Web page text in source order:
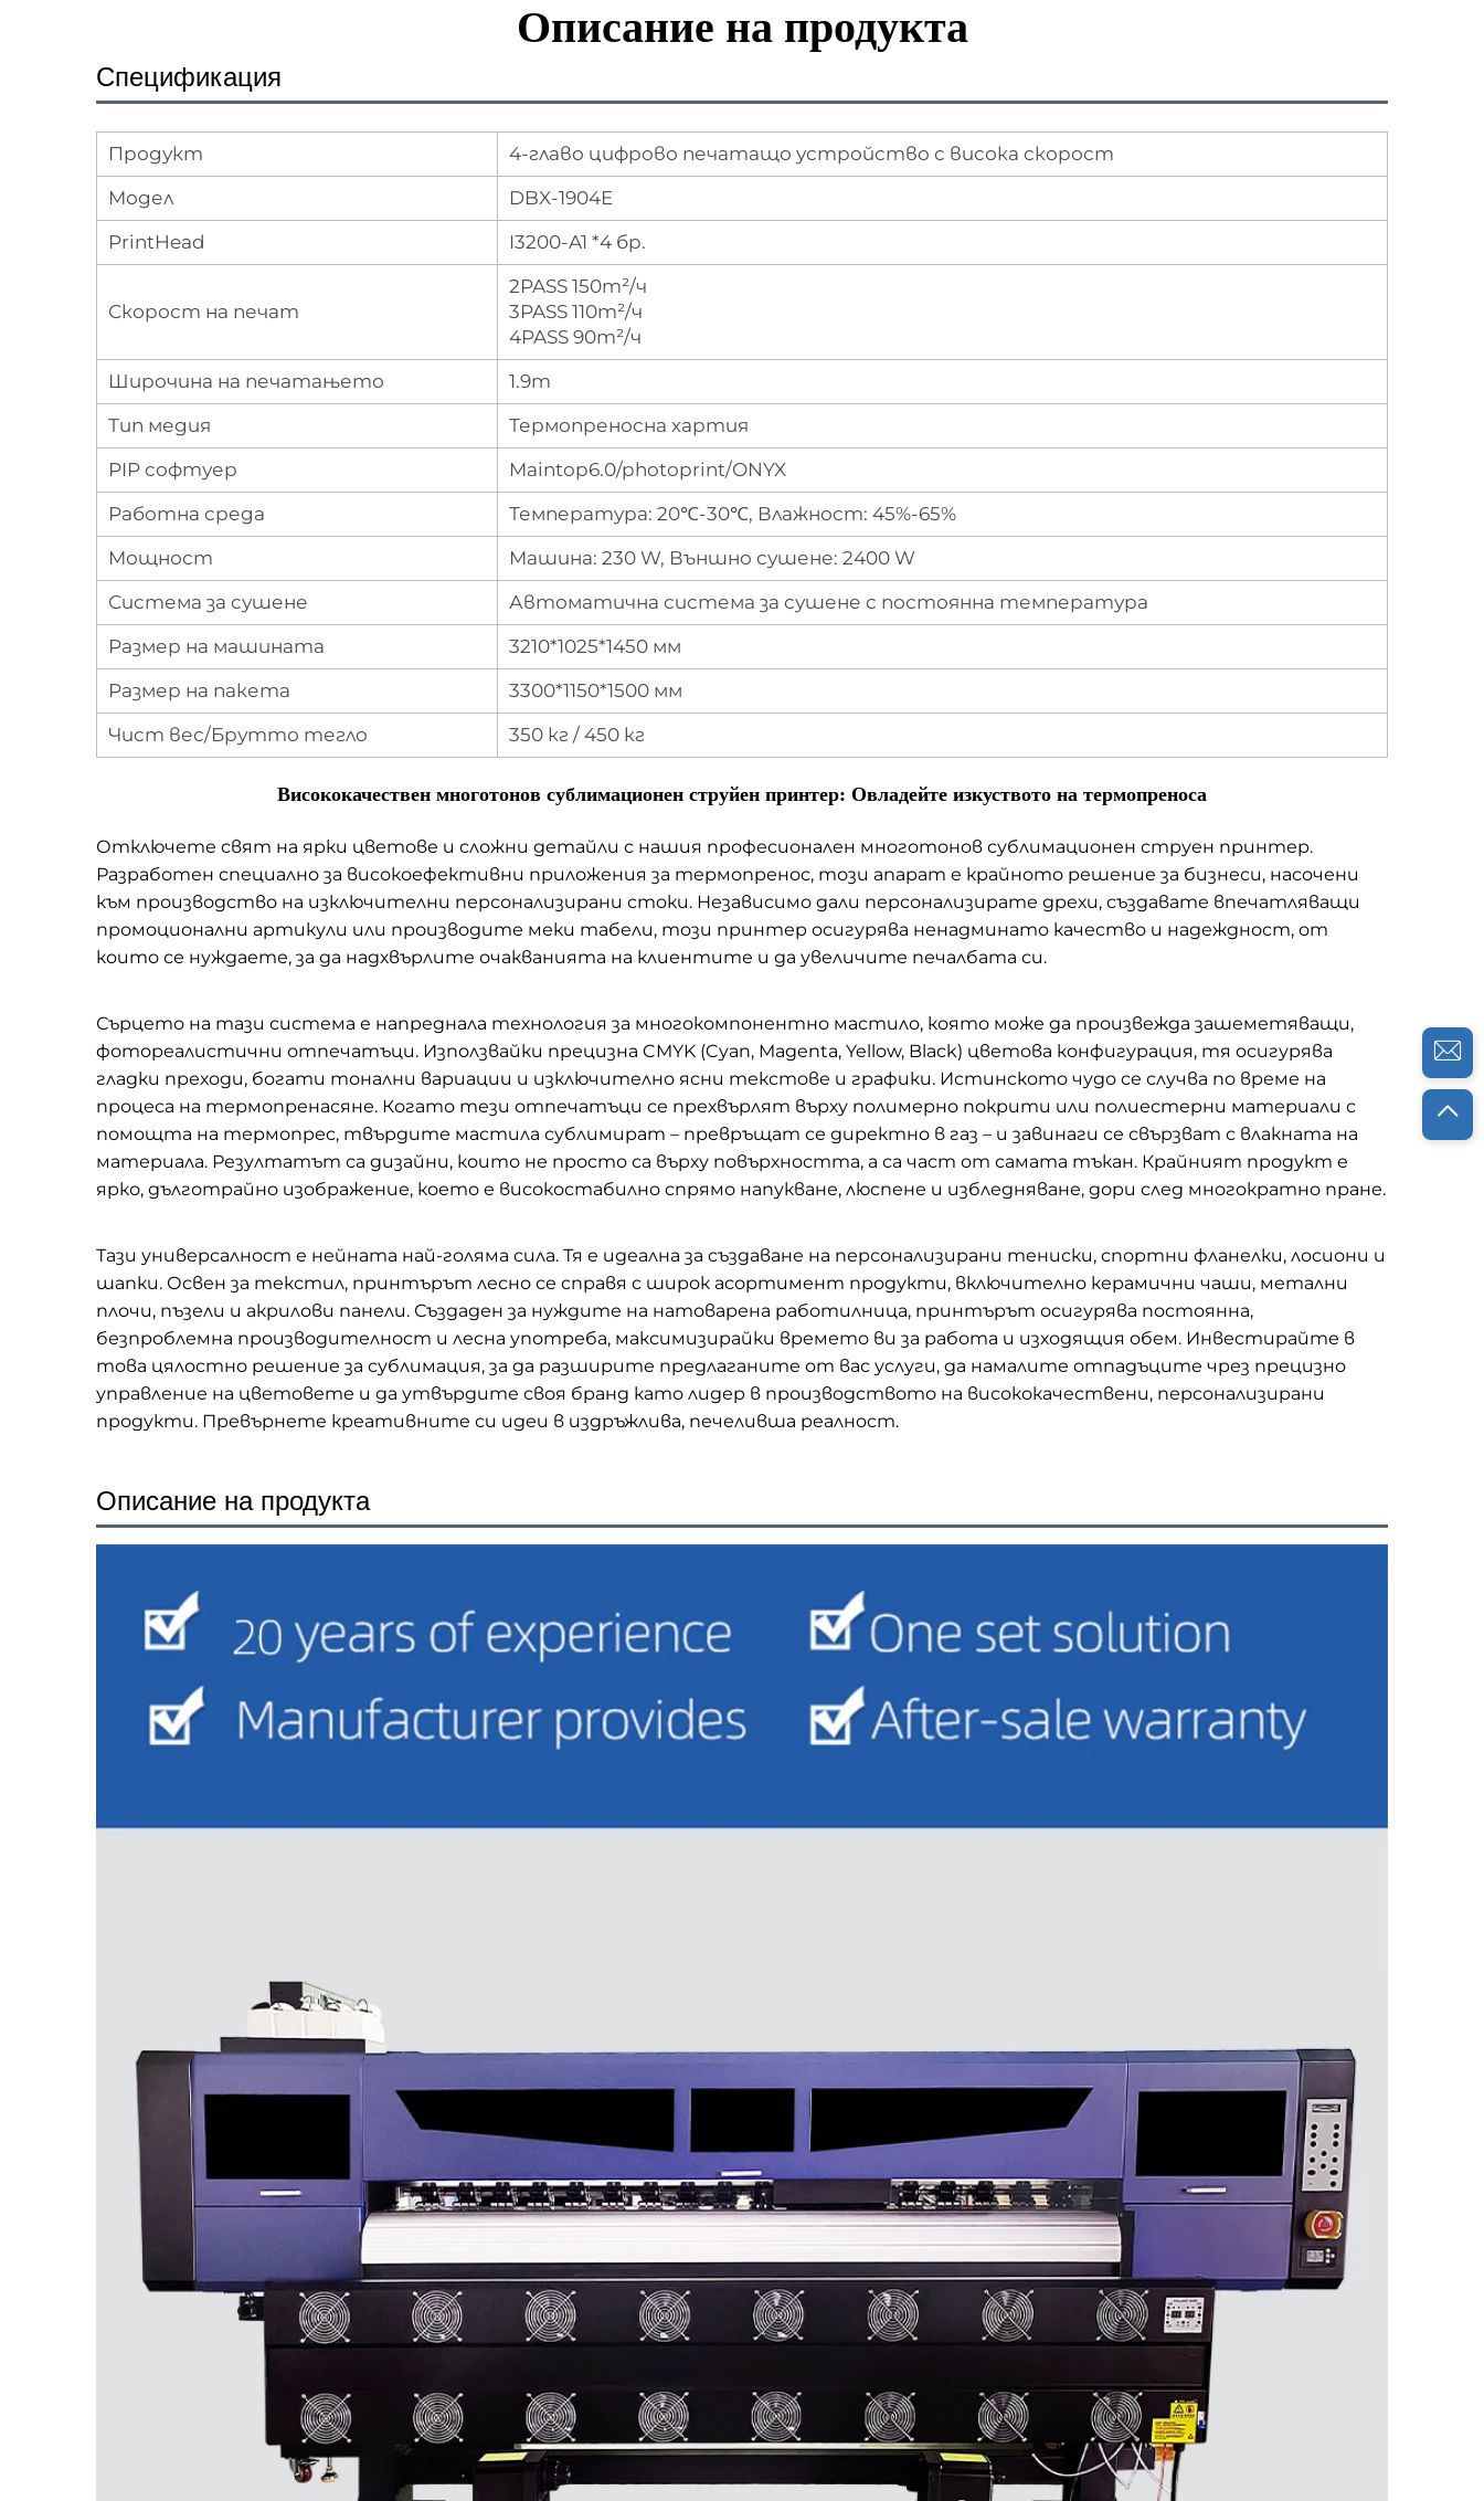
Описание на продукта
Спецификация
Продукт
4-главо цифрово печатащо устройство с висока скорост
Модел
DBX-1904E
PrintHead
I3200-A1 *4 бр.
Скорост на печат
2PASS 150m²/ч
3PASS 110m²/ч
4PASS 90m²/ч
Широчина на печатањето
1.9m
Тип медия
Термопреносна хартия
РIP софтуер
Maintop6.0/photoprint/ONYX
Работна среда
Температура: 20℃-30℃, Влажност: 45%-65%
Мощност
Машина: 230 W, Външно сушене: 2400 W
Система за сушене
Автоматична система за сушене с постоянна температура
Размер на машината
3210*1025*1450 мм
Размер на пакета
3300*1150*1500 мм
Чист вес/Брутто тегло
350 кг / 450 кг
Висококачествен многотонов сублимационен струйен принтер: Овладейте изкуството на термопреноса
Отключете свят на ярки цветове и сложни детайли с нашия професионален многотонов сублимационен струен принтер.
Разработен специално за високоефективни приложения за термопренос, този апарат е крайното решение за бизнеси, насочени
към производство на изключителни персонализирани стоки. Независимо дали персонализирате дрехи, създавате впечатляващи
промоционални артикули или производите меки табели, този принтер осигурява ненадминато качество и надеждност, от
които се нуждаете, за да надхвърлите очакванията на клиентите и да увеличите печалбата си.
Сърцето на тази система е напреднала технология за многокомпонентно мастило, която може да произвежда зашеметяващи,
фотореалистични отпечатъци. Използвайки прецизна CMYK (Cyan, Magenta, Yellow, Black) цветова конфигурация, тя осигурява
гладки преходи, богати тонални вариации и изключително ясни текстове и графики. Истинското чудо се случва по време на
процеса на термопренасяне. Когато тези отпечатъци се прехвърлят върху полимерно покрити или полиестерни материали с
помощта на термопрес, твърдите мастила сублимират – превръщат се директно в газ – и завинаги се свързват с влакната на
материала. Резултатът са дизайни, които не просто са върху повърхността, а са част от самата тъкан. Крайният продукт е
ярко, дълготрайно изображение, което е високостабилно спрямо напукване, люспене и избледняване, дори след многократно пране.
Тази универсалност е нейната най-голяма сила. Тя е идеална за създаване на персонализирани тениски, спортни фланелки, лосиони и
шапки. Освен за текстил, принтърът лесно се справя с широк асортимент продукти, включително керамични чаши, метални
плочи, пъзели и акрилови панели. Създаден за нуждите на натоварена работилница, принтърът осигурява постоянна,
безпроблемна производителност и лесна употреба, максимизирайки времето ви за работа и изходящия обем. Инвестирайте в
това цялостно решение за сублимация, за да разширите предлаганите от вас услуги, да намалите отпадъците чрез прецизно
управление на цветовете и да утвърдите своя бранд като лидер в производството на висококачествени, персонализирани
продукти. Превърнете креативните си идеи в издръжлива, печеливша реалност.
Описание на продукта